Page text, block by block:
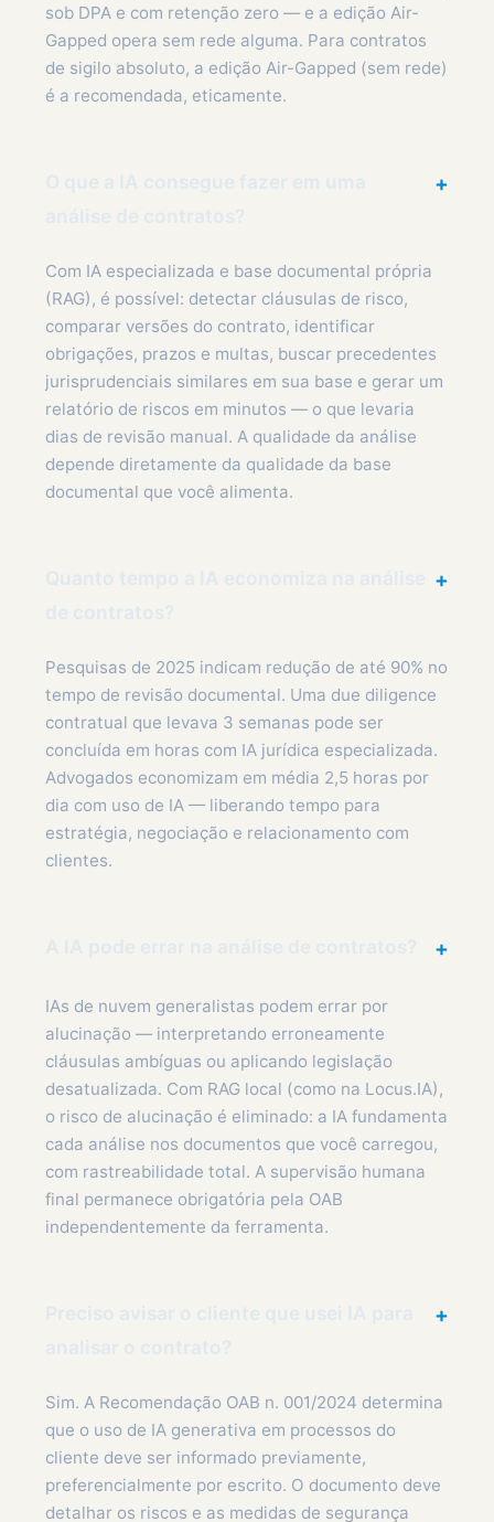
sob DPA e com retenção zero — e a edição Air-
Gapped opera sem rede alguma. Para contratos
de sigilo absoluto, a edição Air-Gapped (sem rede)
é a recomendada, eticamente.
+
Com IA especializada e base documental própria
(RAG), é possível: detectar cláusulas de risco,
comparar versões do contrato, identificar
obrigações, prazos e multas, buscar precedentes
jurisprudenciais similares em sua base e gerar um
relatório de riscos em minutos — o que levaria
dias de revisão manual. A qualidade da análise
depende diretamente da qualidade da base
documental que você alimenta.
+
Pesquisas de 2025 indicam redução de até 90% no
tempo de revisão documental. Uma due diligence
contratual que levava 3 semanas pode ser
concluída em horas com IA jurídica especializada.
Advogados economizam em média 2,5 horas por
dia com uso de IA — liberando tempo para
estratégia, negociação e relacionamento com
clientes.
+
IAs de nuvem generalistas podem errar por
alucinação — interpretando erroneamente
cláusulas ambíguas ou aplicando legislação
desatualizada. Com RAG local (como na Locus.IA),
o risco de alucinação é eliminado: a IA fundamenta
cada análise nos documentos que você carregou,
com rastreabilidade total. A supervisão humana
final permanece obrigatória pela OAB
independentemente da ferramenta.
+
Sim. A Recomendação OAB n. 001/2024 determina
que o uso de IA generativa em processos do
cliente deve ser informado previamente,
preferencialmente por escrito. O documento deve
detalhar os riscos e as medidas de segurança